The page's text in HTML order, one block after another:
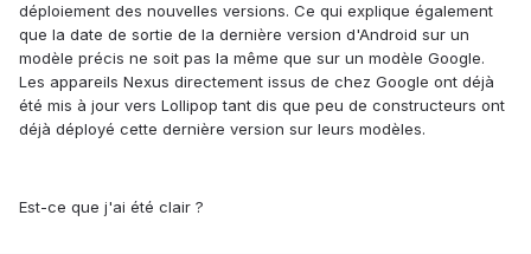
déploiement des nouvelles versions. Ce qui explique également
que la date de sortie de la dernière version d'Android sur un
modèle précis ne soit pas la même que sur un modèle Google.
Les appareils Nexus directement issus de chez Google ont déjà
été mis à jour vers Lollipop tant dis que peu de constructeurs ont
déjà déployé cette dernière version sur leurs modèles.
Est-ce que j'ai été clair ?